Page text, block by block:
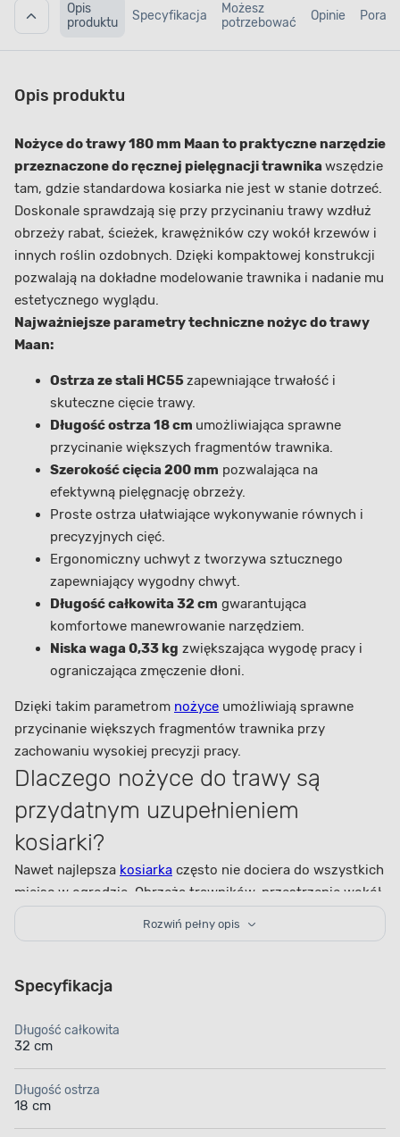
Opis
produktu
Specyfikacja
Możesz
potrzebować
Opinie Porady
Opis produktu
Nożyce do trawy 180 mm Maan to praktyczne narzędzie
przeznaczone do ręcznej pielęgnacji trawnika wszędzie
tam, gdzie standardowa kosiarka nie jest w stanie dotrzeć.
Doskonale sprawdzają się przy przycinaniu trawy wzdłuż
obrzeży rabat, ścieżek, krawężników czy wokół krzewów i
innych roślin ozdobnych. Dzięki kompaktowej konstrukcji
pozwalają na dokładne modelowanie trawnika i nadanie mu
estetycznego wyglądu.
Najważniejsze parametry techniczne nożyc do trawy
Maan:
Ostrza ze stali HC55zapewniające trwałość i
skuteczne cięcie trawy.
Długość ostrza 18 cm umożliwiająca sprawne
przycinanie większych fragmentów trawnika.
Szerokość cięcia 200 mm pozwalająca na
efektywną pielęgnację obrzeży.
Proste ostrza ułatwiające wykonywanie równych i
precyzyjnych cięć.
Ergonomiczny uchwyt z tworzywa sztucznego
zapewniający wygodny chwyt.
Długość całkowita 32 cm gwarantująca
komfortowe manewrowanie narzędziem.
Niska waga 0,33 kg zwiększająca wygodę pracy i
ograniczająca zmęczenie dłoni.
Dzięki takim parametrom nożyce umożliwiają sprawne
przycinanie większych fragmentów trawnika przy
zachowaniu wysokiej precyzji pracy.
Dlaczego nożyce do trawy są
przydatnym uzupełnieniem
kosiarki?
Nawet najlepsza kosiarka często nie dociera do wszystkich
miejsc w ogrodzie. Obrzeża trawników, przestrzenie wokół
drzew, krzewów czy elementów małej architektury
wymagają bardziej precyzyjnych narzędzi.Nożyce Maan
czemu cały trawnik prezentuje się schludnie i
osób dbających o staranny wygląd ogrodu.
Ostrza ze stali HC55 i precyzja
cięcia trawy
Ostrza wykonane ze stali HC55 charakteryzują się dobrą
Rozwiń pełny opis
Specyfikacja
Długość całkowita
32 cm
Długość ostrza
18 cm